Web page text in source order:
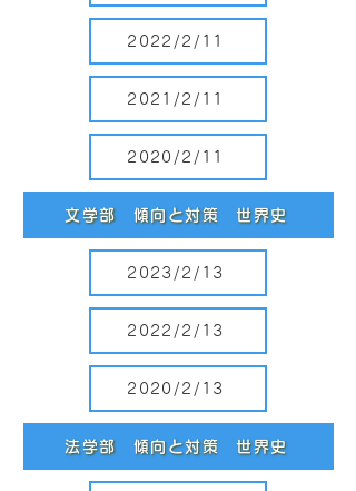
2022/2/11
2021/2/11
2020/2/11
文学部 傾向と対策 世界史
2023/2/13
2022/2/13
2020/2/13
法学部 傾向と対策 世界史